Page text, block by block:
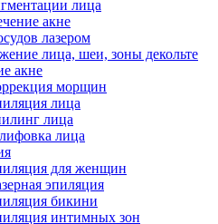
лица
акне
лазером
лица, шеи, зоны декольте
акне
морщин
лица
лица
лица
для женщин
эпиляция
бикини
интимных зон